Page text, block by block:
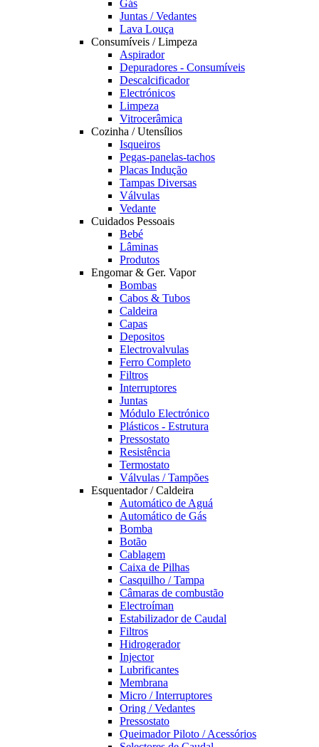
Gás
Juntas / Vedantes
Lava Louça
Consumíveis / Limpeza
Aspirador
Depuradores - Consumíveis
Descalcificador
Electrónicos
Limpeza
Vitrocerâmica
Cozinha / Utensílios
Isqueiros
Pegas-panelas-tachos
Placas Indução
Tampas Diversas
Válvulas
Vedante
Cuidados Pessoais
Bebé
Lâminas
Produtos
Engomar & Ger. Vapor
Bombas
Cabos & Tubos
Caldeira
Capas
Depositos
Electrovalvulas
Ferro Completo
Filtros
Interruptores
Juntas
Módulo Electrónico
Plásticos - Estrutura
Pressostato
Resistência
Termostato
Válvulas / Tampões
Esquentador / Caldeira
Automático de Aguá
Automático de Gás
Bomba
Botão
Cablagem
Caixa de Pilhas
Casquilho / Tampa
Câmaras de combustão
Electroíman
Estabilizador de Caudal
Filtros
Hidrogerador
Injector
Lubrificantes
Membrana
Micro / Interruptores
Oring / Vedantes
Pressostato
Queimador Piloto / Acessórios